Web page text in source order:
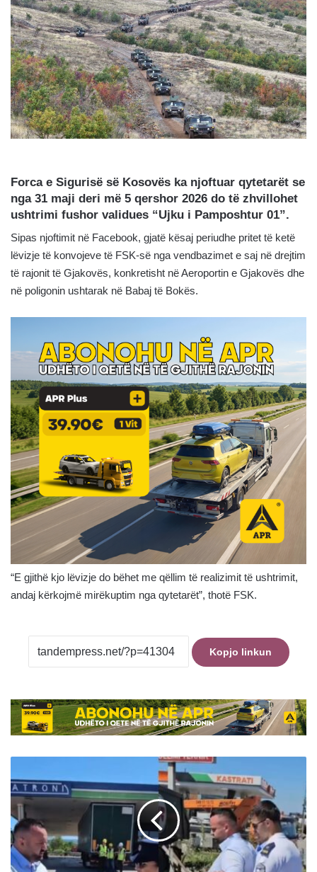
Forca e Sigurisë së Kosovës ka njoftuar qytetarët se
nga 31 maji deri më 5 qershor 2026 do të zhvillohet
ushtrimi fushor validues “Ujku i Pamposhtur 01”.
Sipas njoftimit në Facebook, gjatë kësaj periudhe pritet të ketë
lëvizje të konvojeve të FSK-së nga vendbazimet e saj në drejtim
të rajonit të Gjakovës, konkretisht në Aeroportin e Gjakovës dhe
në poligonin ushtarak në Babaj të Bokës.
“E gjithë kjo lëvizje do bëhet me qëllim të realizimit të ushtrimit,
andaj kërkojmë mirëkuptim nga qytetarët”, thotë FSK.
Kopjo linkun
kandidati
i
PDK-
së
për
deputet,
Qëndrim